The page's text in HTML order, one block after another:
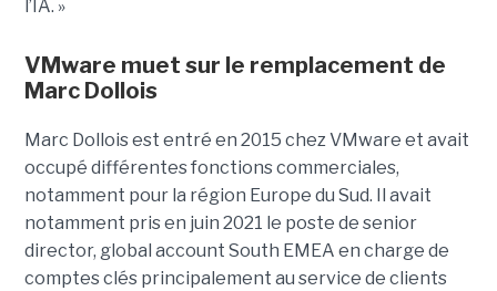
l’IA. »
VMware muet sur le remplacement de
Marc Dollois
Marc Dollois est entré en 2015 chez VMware et avait
occupé différentes fonctions commerciales,
notamment pour la région Europe du Sud. Il avait
notamment pris en juin 2021 le poste de senior
director, global account South EMEA en charge de
comptes clés principalement au service de clients